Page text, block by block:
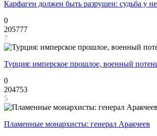
Карфаген должен быть разрушен: судьба у
0
205777
7
Турция: имперское прошлое, военный
0
204753
5
Пламенные монархисты: генерал Аракчеев